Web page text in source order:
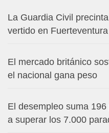
La Guardia Civil
vertido en Fuerteventura
El mercado británico
el nacional gana peso
El desempleo suma
a superar los 7.000